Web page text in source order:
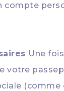
compte
Une
votre
(comme